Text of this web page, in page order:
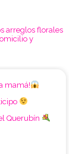
arreglos florales
y
mamá!
Querubín